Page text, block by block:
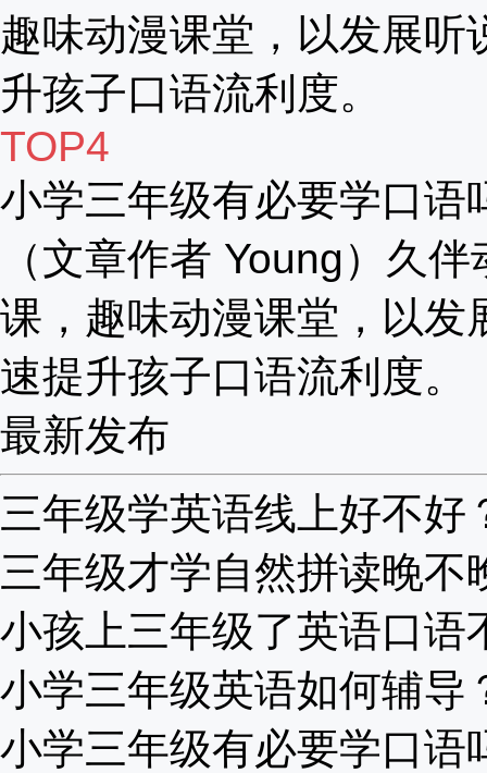
趣味动漫课堂，以发展
升孩子口语流利度。
TOP4
小学三年级有必要学口语
（文章作者 Young）久
课，趣味动漫课堂，以发
速提升孩子口语流利度。
最新发布
三年级学英语线上好不好
三年级才学自然拼读晚不
小孩上三年级了英语口语
小学三年级英语如何辅导
小学三年级有必要学口语